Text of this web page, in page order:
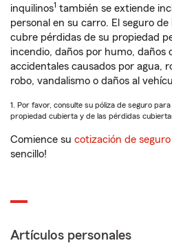
inquilinos1 también se extiende
personal en su carro. El seguro
cubre pérdidas de su propiedad
incendio, daños por humo, daños
accidentales causados por agua,
robo, vandalismo o daños al
1. Por favor, consulte su póliza de seguro
propiedad cubierta y de las pérdidas
Comience su cotización de
sencillo!
Artículos personales